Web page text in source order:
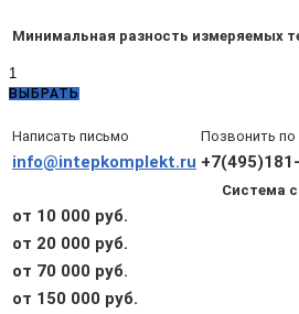
Минимальная разность измеряемых
Количество
товара
Н
3.2.07.02.6.3.2
(d8,
Pt500
4х,
Δt=2°C,
подвижный
ВЫБРАТЬ
Написать письмо Позвонить по
info@intepkomplekt.ru
Система
от 10 000 руб.
от 20 000 руб.
от 70 000 руб.
от 150 000 руб.